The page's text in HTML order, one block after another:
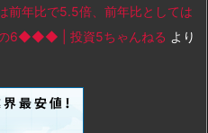
前年比で5.5倍、前年比としては
6◆◆◆ | 投資5ちゃんねる より